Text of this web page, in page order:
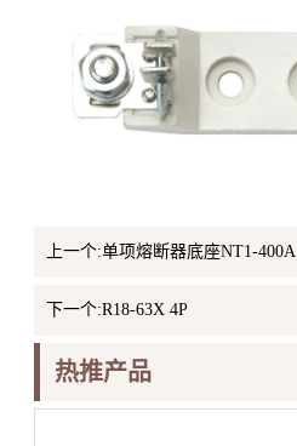
上一个:单项熔断器底座NT1-400A
下一个:R18-63X 4P
热推产品